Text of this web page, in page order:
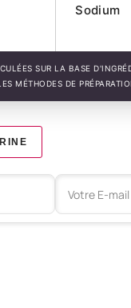
Sodium
SUR LA BASE
MÉTHODES DE